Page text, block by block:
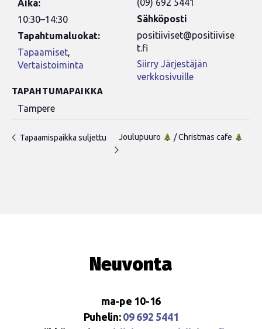
Aika:
10:30–14:30
Tapahtumaluokat:
Tapaamiset,
Vertaistoiminta
TAPAHTUMAPAIKKA
Tampere
(09) 692 5441
Sähköposti
positiiviset@positiivise
t.fi
Siirry Järjestäjän
verkkosivuille
Tapaamispaikka suljettu Joulupuuro / Christmas cafe
Neuvonta
ma-pe 10-16
Puhelin: 09 692 5441